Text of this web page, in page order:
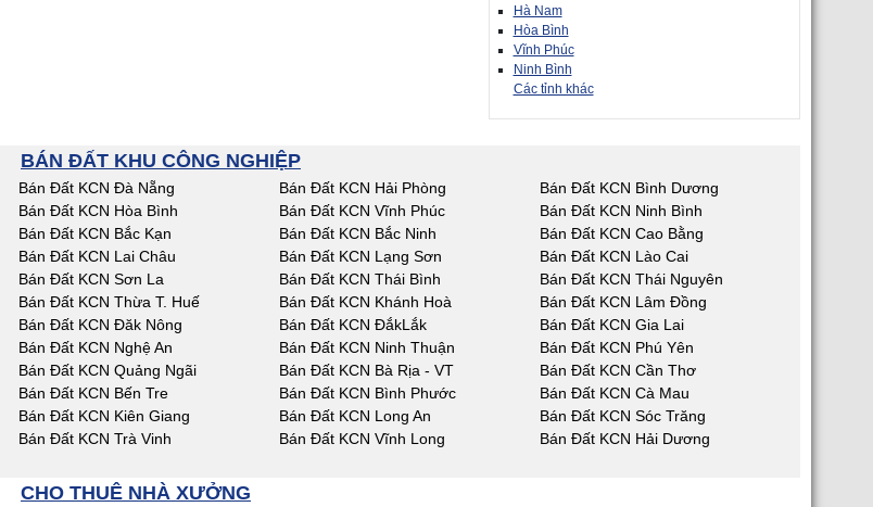
Hà Nam
Hòa Bình
Vĩnh Phúc
Ninh Bình
Các tỉnh khác
BÁN ĐẤT KHU CÔNG NGHIỆP
Bán Đất KCN Đà Nẵng Bán Đất KCN Hải Phòng
Bán Đất KCN Bình Dương
Bán Đất KCN Hòa Bình Bán Đất KCN Vĩnh Phúc
Bán Đất KCN Ninh Bình
Bán Đất KCN Bắc Kạn Bán Đất KCN Bắc Ninh
Bán Đất KCN Cao Bằng
Bán Đất KCN Lai Châu Bán Đất KCN Lạng Sơn
Bán Đất KCN Lào Cai
Bán Đất KCN Sơn La Bán Đất KCN Thái Bình
Bán Đất KCN Thái Nguyên
Bán Đất KCN Thừa T. Huế Bán Đất KCN Khánh Hoà
Bán Đất KCN Lâm Đồng
Bán Đất KCN Đăk Nông Bán Đất KCN ĐắkLắk
Bán Đất KCN Gia Lai
Bán Đất KCN Nghệ An Bán Đất KCN Ninh Thuận
Bán Đất KCN Phú Yên
Bán Đất KCN Quảng Ngãi Bán Đất KCN Bà Rịa - VT
Bán Đất KCN Cần Thơ
Bán Đất KCN Bến Tre Bán Đất KCN Bình Phước
Bán Đất KCN Cà Mau
Bán Đất KCN Kiên Giang Bán Đất KCN Long An
Bán Đất KCN Sóc Trăng
Bán Đất KCN Trà Vinh Bán Đất KCN Vĩnh Long
Bán Đất KCN Hải Dương
CHO THUÊ NHÀ XƯỞNG